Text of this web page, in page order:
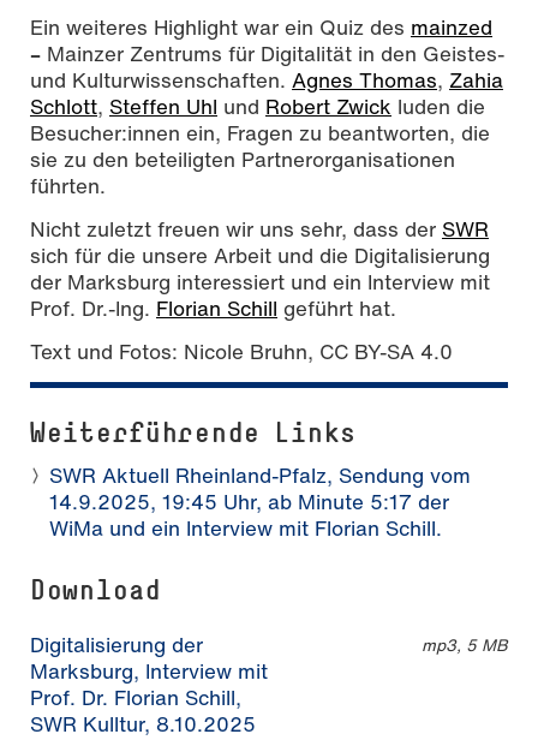
Ein weiteres Highlight war ein Quiz des mainzed
– Mainzer Zentrums für Digitalität in den Geistes-
und Kulturwissenschaften. Agnes Thomas, Zahia
Schlott, Steffen Uhl und Robert Zwick luden die
Besucher:innen ein, Fragen zu beantworten, die
sie zu den beteiligten Partnerorganisationen
führten.
Nicht zuletzt freuen wir uns sehr, dass der SWR
sich für die unsere Arbeit und die Digitalisierung
der Marksburg interessiert und ein Interview mit
Prof. Dr.-Ing. Florian Schill geführt hat.
Text und Fotos: Nicole Bruhn, CC BY-SA 4.0
Weiterführende Links
SWR Aktuell Rheinland-Pfalz, Sendung vom
14.9.2025, 19:45 Uhr, ab Minute 5:17 der
WiMa und ein Interview mit Florian Schill.
Download
Digitalisierung der
Marksburg, Interview mit
Prof. Dr. Florian Schill,
SWR Kulltur, 8.10.2025
mp3, 5 MB